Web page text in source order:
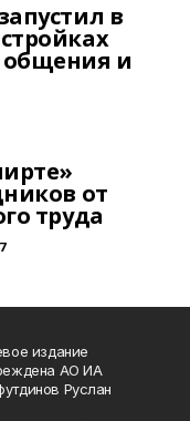
в
и
от
труда
издание
АО ИА
Руслан